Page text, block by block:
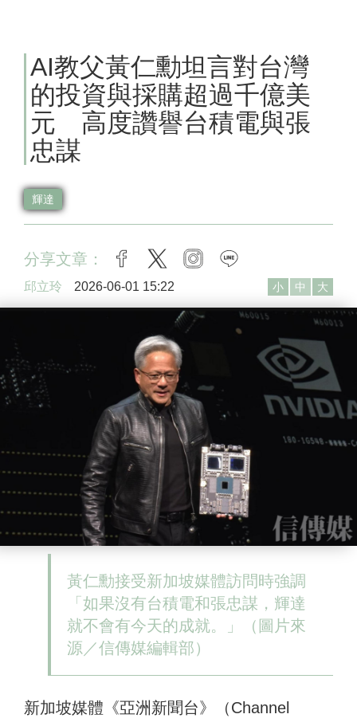
AI教父黃仁勳坦言對台灣
的投資與採購超過千億美
元 高度讚譽台積電與張
忠謀
輝達
分享文章： facebook
twitter instagram
邱立玲 2026-06-01 15:22 小 中 大
黃仁勳接受新加坡媒體訪問時強調
「如果沒有台積電和張忠謀，輝達
就不會有今天的成就。」（圖片來
源／信傳媒編輯部）
新加坡媒體《亞洲新聞台》（Channel